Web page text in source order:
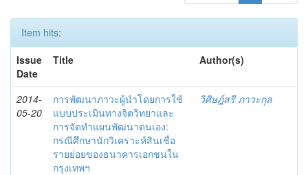
Item hits:
Issue
Date
Title Author(s)
2014-
05-20
การพัฒนาภาวะผู้นำโดยการใช้
แบบประเมินทางจิตวิทยาและ
การจัดทำแผนพัฒนาตนเอง:
กรณีศึกษานักวิเคราะห์สินเชื่อ
รายย่อยของธนาคารเอกชนใน
กรุงเทพฯ
วิศิษฎ์สรี ภาวะกุล